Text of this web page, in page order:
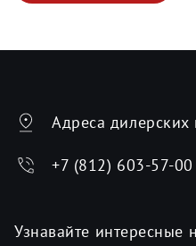
Адреса дилерских
+7 (812) 603-57-00
Узнавайте интересные